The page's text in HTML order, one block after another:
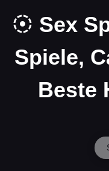
Sex
Spiele,
Beste